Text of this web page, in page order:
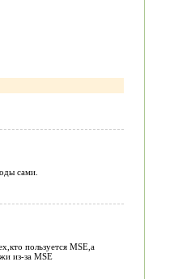
сами.
пользуется MSE,а
из-за MSE